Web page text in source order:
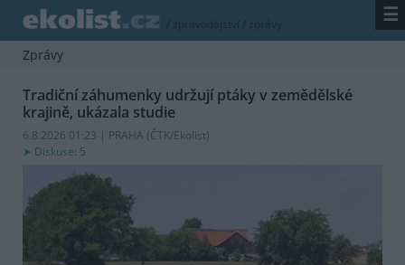
/ zpravodajství / zprávy ☰
Zprávy
Tradiční záhumenky udržují ptáky v zemědělské
krajině, ukázala studie
6.8.2026 01:23 | PRAHA (ČTK/Ekolist)
Diskuse: 5